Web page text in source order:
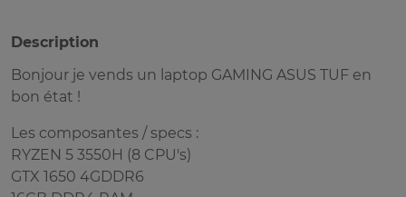
Description
Bonjour je vends un laptop GAMING ASUS TUF en
bon état !
Les composantes / specs :
RYZEN 5 3550H (8 CPU's)
GTX 1650 4GDDR6